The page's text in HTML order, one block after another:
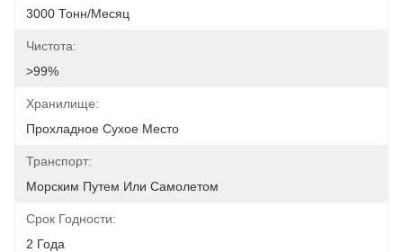
3000 Тонн/месяц
Чистота:
>99%
Хранилище:
Прохладное Сухое Место
Транспорт:
Морским Путем Или Самолетом
Срок Годности:
2 Года